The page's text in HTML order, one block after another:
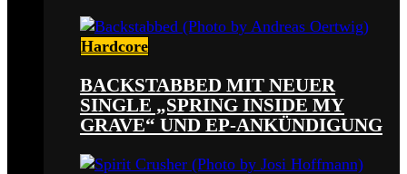
Hardcore
BACKSTABBED MIT NEUER
SINGLE „SPRING INSIDE MY
GRAVE“ UND EP-ANKÜNDIGUNG